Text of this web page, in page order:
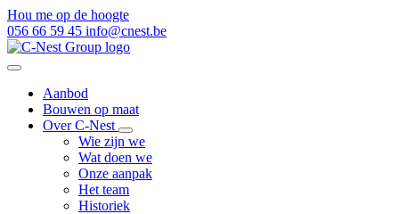
Hou me op de hoogte
056 66 59 45 info@cnest.be
Aanbod
Bouwen op maat
Over C-Nest
Wie zijn we
Wat doen we
Onze aanpak
Het team
Historiek